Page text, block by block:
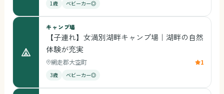
1歳 ベビーカー◎
キャンプ場
【子連れ】女満別湖畔キャンプ場｜湖畔の自然
体験が充実
網走郡大空町 1
3歳 ベビーカー◎